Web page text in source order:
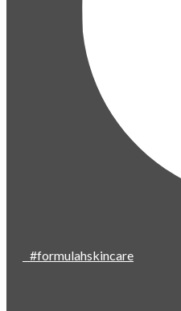
#formulahskincare